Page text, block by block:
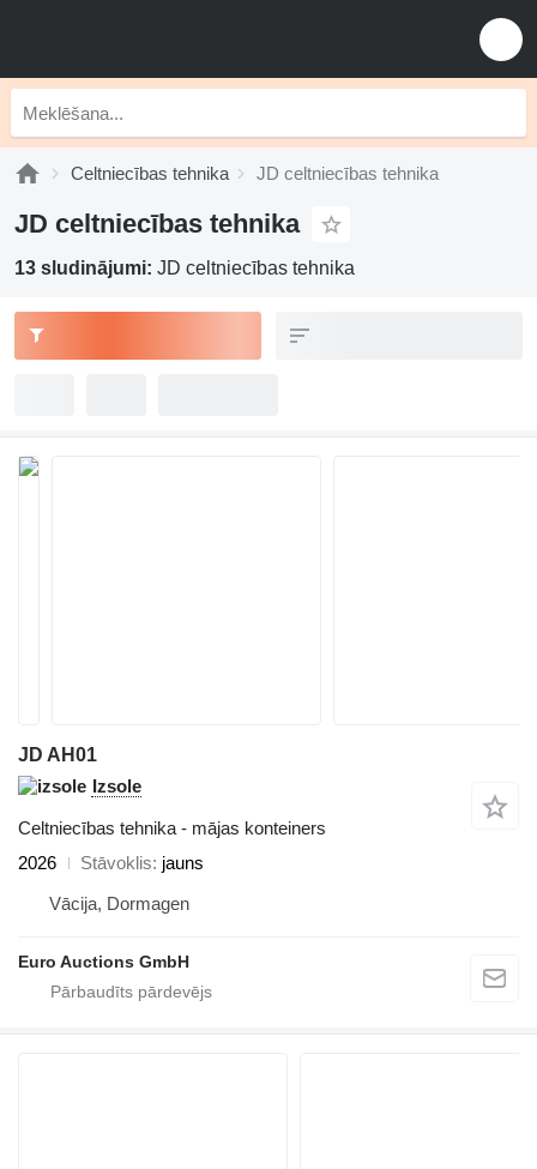
Celtniecības tehnika JD celtniecības tehnika
JD celtniecības tehnika
13 sludinājumi: JD celtniecības tehnika
JD AH01
Izsole
Celtniecības tehnika - mājas konteiners
2026
Stāvoklis jauns
Vācija, Dormagen
Euro Auctions GmbH